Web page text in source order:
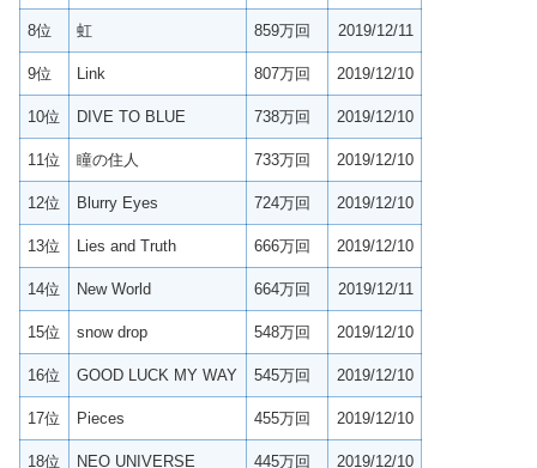
8位 虹 859万回 2019/12/11
9位 Link 807万回 2019/12/10
10位 DIVE TO BLUE 738万回 2019/12/10
11位 瞳の住人 733万回 2019/12/10
12位 Blurry Eyes 724万回 2019/12/10
13位 Lies and Truth 666万回 2019/12/10
14位 New World 664万回 2019/12/11
15位 snow drop 548万回 2019/12/10
16位 GOOD LUCK MY WAY 545万回 2019/12/10
17位 Pieces 455万回 2019/12/10
18位 NEO UNIVERSE 445万回 2019/12/10